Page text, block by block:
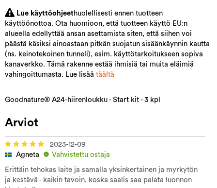
Lue käyttöohjeet huolellisesti ennen tuotteen
käyttöönottoa. Ota huomioon, että tuotteen käyttö EU:n
alueella edellyttää ansan asettamista siten, että siihen voi
päästä käsiksi ainoastaan pitkän suojatun sisäänkäynnin kautta
(ns. keinotekoinen tunneli), esim. käyttötarkoitukseen sopiva
kanaverkko. Tämä rakenne estää ihmisiä tai muita eläimiä
vahingoittumasta. Lue lisää täältä
Goodnature® A24-hiirenloukku - Start kit - 3 kpl
Arviot
2023-12-09
Agneta
Vahvistettu ostaja
Erittäin tehokas laite ja samalla yksinkertainen ja myrkytön
ja kestävä - kaikin tavoin, koska saalis saa palata luonnon